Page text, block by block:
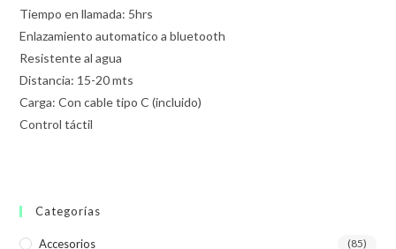
Tiempo en llamada: 5hrs
Enlazamiento automatico a bluetooth
Resistente al agua
Distancia: 15-20 mts
Carga: Con cable tipo C (incluido)
Control táctil
Categorías
Accesorios (85)